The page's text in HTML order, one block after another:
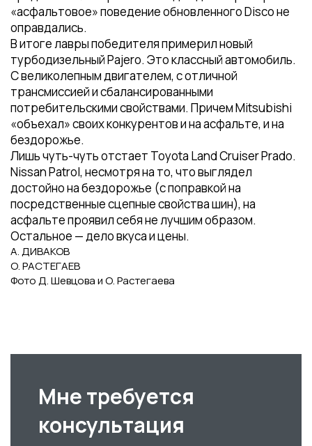
«асфальтовое» поведение обновленного Disco не
оправдались.
В итоге лавры победителя примерил новый
турбодизельный Pajero. Это классный автомобиль.
С великолепным двигателем, с отличной
трансмиссией и сбалансированными
потребительскими свойствами. Причем Mitsubishi
«объехал» своих конкурентов и на асфальте, и на
бездорожье.
Лишь чуть-чуть отстает Toyota Land Cruiser Prado.
Nissan Patrol, несмотря на то, что выглядел
достойно на бездорожье (с поправкой на
посредственные сцепные свойства шин), на
асфальте проявил себя не лучшим образом.
Остальное — дело вкуса и цены.
А. ДИВАКОВ
О. РАСТЕГАЕВ
Фото Д. Шевцова и О. Растегаева
Мне требуется
консультация